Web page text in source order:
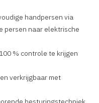
handpersen via
persen naar elektrische
% controle te krijgen
verkrijgbaar met